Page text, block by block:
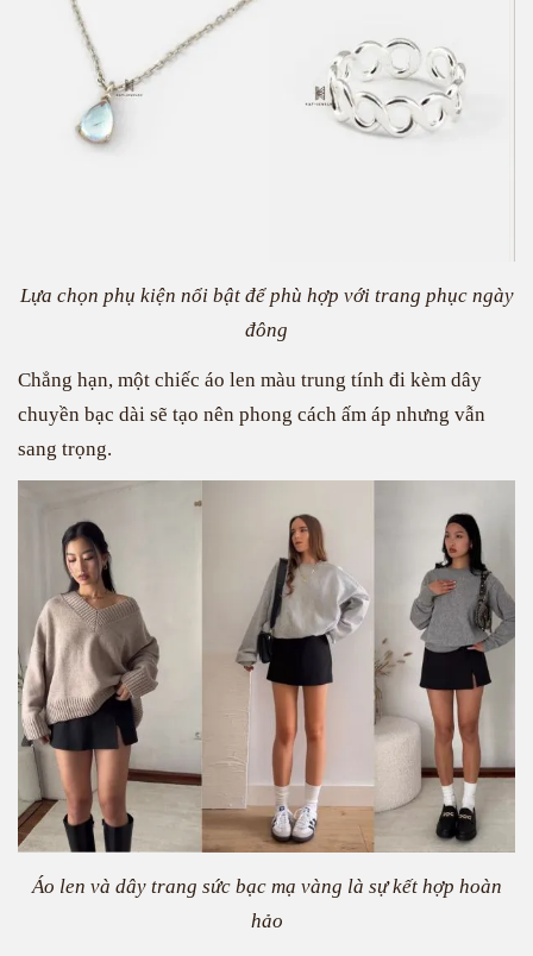
Lựa chọn phụ kiện nổi bật để phù hợp với trang phục ngày
đông
Chẳng hạn, một chiếc áo len màu trung tính đi kèm dây
chuyền bạc dài sẽ tạo nên phong cách ấm áp nhưng vẫn
sang trọng.
Áo len và dây trang sức bạc mạ vàng là sự kết hợp hoàn
hảo